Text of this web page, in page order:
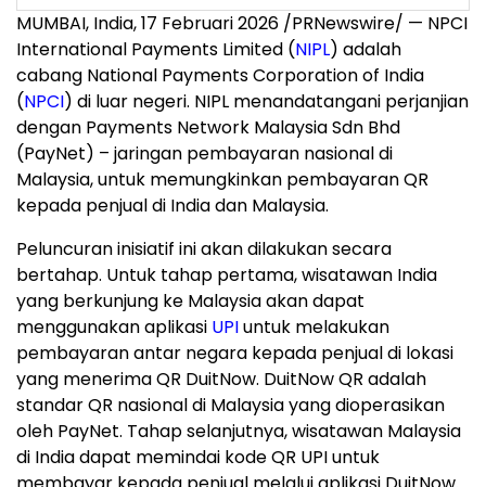
MUMBAI, India,17 Februari 2026 /PRNewswire/ — NPCI
International Payments Limited (NIPL) adalah
cabang National Payments Corporation of India
(NPCI) di luar negeri. NIPL menandatangani perjanjian
dengan Payments Network Malaysia Sdn Bhd
(PayNet) – jaringan pembayaran nasional di
Malaysia, untuk memungkinkan pembayaran QR
kepada penjual di India dan Malaysia.
Peluncuran inisiatif ini akan dilakukan secara
bertahap. Untuk tahap pertama, wisatawan India
yang berkunjung ke Malaysia akan dapat
menggunakan aplikasi UPIuntuk melakukan
pembayaran antar negara kepada penjual di lokasi
yang menerima QR DuitNow. DuitNow QR adalah
standar QR nasional di Malaysia yang dioperasikan
oleh PayNet. Tahap selanjutnya, wisatawan Malaysia
di India dapat memindai kode QR UPI untuk